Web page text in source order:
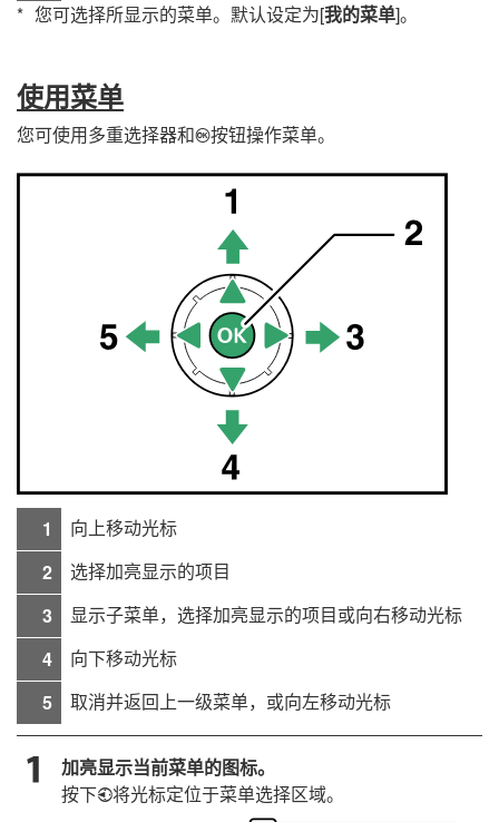
您可选择所显示的菜单。默认设定为[我的菜单]。
使用菜单
您可使用多重选择器和J按钮操作菜单。
1
向上移动光标
2
选择加亮显示的项目
3
显示子菜单，选择加亮显示的项目或向右移动光标
4
向下移动光标
5
取消并返回上一级菜单，或向左移动光标
加亮显示当前菜单的图标。
按下4将光标定位于菜单选择区域。